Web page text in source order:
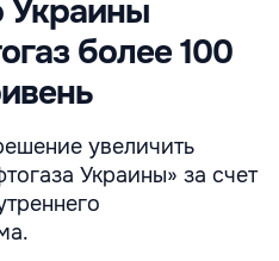
Украины
более 100
увеличить
Украины» за счет